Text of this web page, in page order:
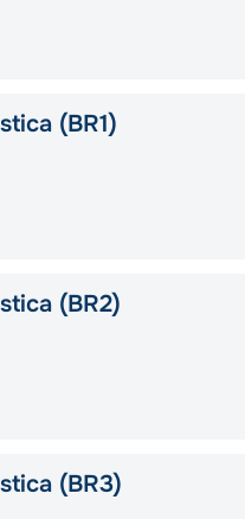
(BR1)
(BR2)
(BR3)